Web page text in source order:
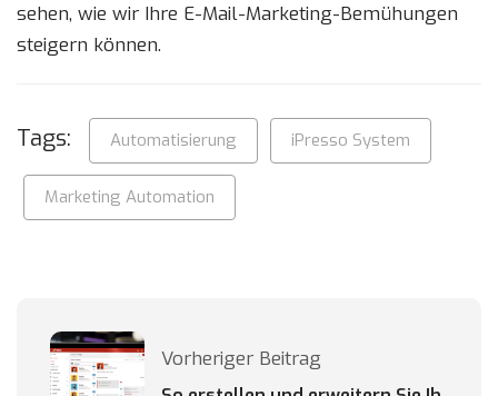
sehen, wie wir Ihre E-Mail-Marketing-Bemühungen
steigern können.
Tags: Automatisierung iPresso System
Marketing Automation
Vorheriger Beitrag